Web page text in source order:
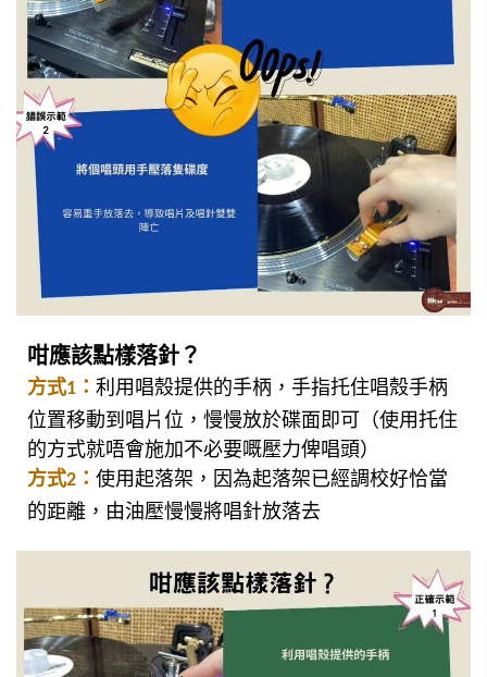
咁應該點樣落針？
方式1： 利用唱殼提供的手柄，手指托住唱殼手柄
位置移動到唱片位，慢慢放於碟面即可（使用托住
的方式就唔會施加不必要嘅壓力俾唱頭）
方式2： 使用起落架， 因為起落架已經調校好恰當
的距離，由油壓慢慢將唱針放落去